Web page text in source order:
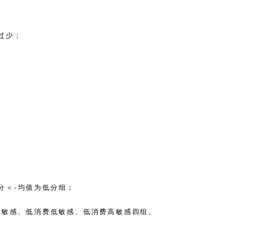
少；
＜-均值为低分组；
感、低消费低敏感、低消费高敏感四组。